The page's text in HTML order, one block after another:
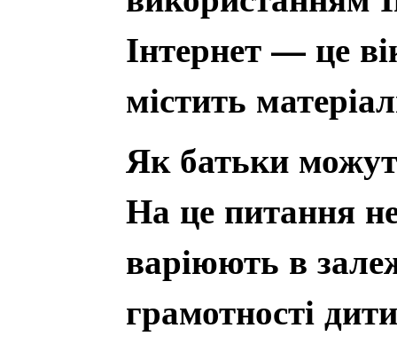
Інтернет — це
містить
Як батьки
На це питання
варіюють в
грамотності